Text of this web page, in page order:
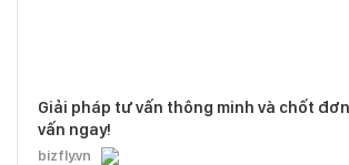
Giải pháp tư vấn thông minh và chốt
vấn ngay!
bizfly.vn